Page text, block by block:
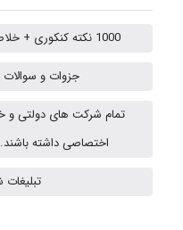
1000 نکته کنکوری + خلاصه جزوات ارشد بهداشت حرفه ای
جزوات و
تمام شرکت های دولتی
اختصاصی داشته